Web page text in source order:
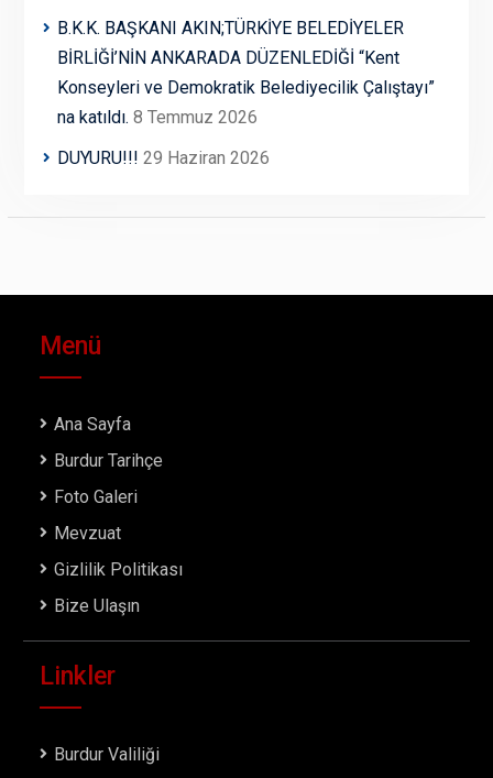
B.K.K. BAŞKANI AKIN;TÜRKİYE BELEDİYELER
BİRLİĞİ’NİN ANKARADA DÜZENLEDİĞİ “Kent
Konseyleri ve Demokratik Belediyecilik Çalıştayı”
na katıldı. 8 Temmuz 2026
DUYURU!!! 29 Haziran 2026
Menü
Ana Sayfa
Burdur Tarihçe
Foto Galeri
Mevzuat
Gizlilik Politikası
Bize Ulaşın
Linkler
Burdur Valiliği